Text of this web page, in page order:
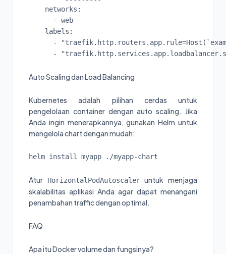
    networks:
      - web
    labels:
-
Auto Scaling dan Load Balancing
Kubernetes adalah pilihan cerdas untuk
pengelolaan container dengan auto scaling. Jika
Anda ingin menerapkannya, gunakan Helm untuk
mengelola chart dengan mudah:
helm install myapp ./myapp-chart
Atur HorizontalPodAutoscaleruntuk menjaga
skalabilitas aplikasi Anda agar dapat menangani
penambahan traffic dengan optimal.
FAQ
Apa itu Docker volume dan fungsinya?